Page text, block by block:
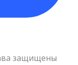
защищены